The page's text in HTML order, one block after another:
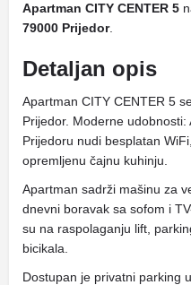
Apartman CITY CENTER 5
79000 Prijedor.
Detaljan opis
Apartman CITY CENTER 5
Prijedor. Moderne
Prijedoru nudi besplatan
opremljenu čajnu kuhinju.
Apartman sadrži mašinu za
dnevni boravak sa sofom i
su na raspolaganju lift,
bicikala.
Dostupan je privatni parking